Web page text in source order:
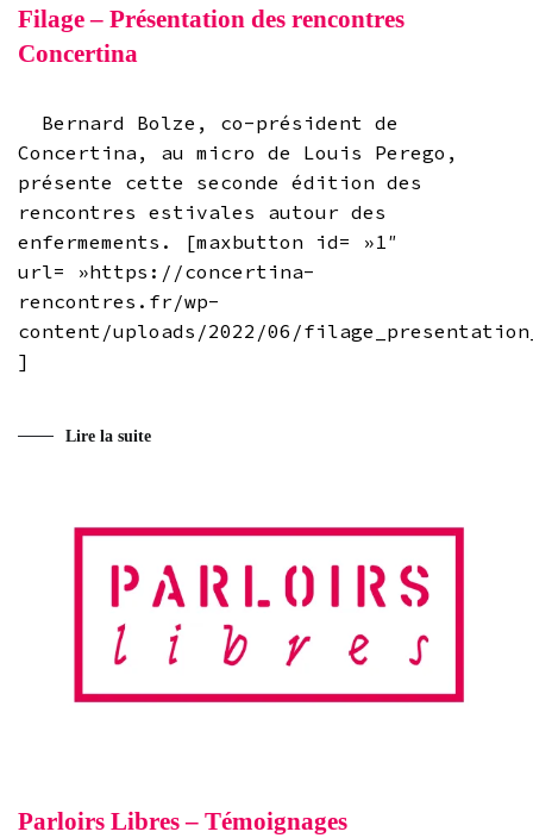
Filage – Présentation des rencontres
Concertina
Bernard Bolze, co-président de
Concertina, au micro de Louis Perego,
présente cette seconde édition des
rencontres estivales autour des
enfermements. [maxbutton id= »1″
url= »https://concertina-
rencontres.fr/wp-
content/uploads/2022/06/
]
Lire la suite
Parloirs Libres – Témoignages